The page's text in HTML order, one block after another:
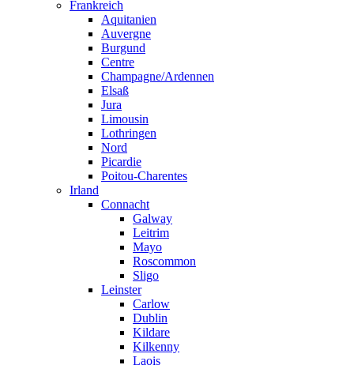
Frankreich
Aquitanien
Auvergne
Burgund
Centre
Champagne/Ardennen
Elsaß
Jura
Limousin
Lothringen
Nord
Picardie
Poitou-Charentes
Irland
Connacht
Galway
Leitrim
Mayo
Roscommon
Sligo
Leinster
Carlow
Dublin
Kildare
Kilkenny
Laois